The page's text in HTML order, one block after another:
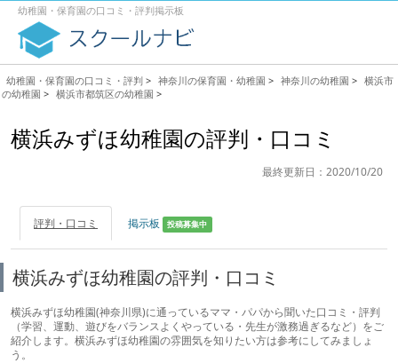
幼稚園・保育園の口コミ・評判掲示板
幼稚園・保育園の口コミ・評判 > 神奈川の保育園・幼稚園 > 神奈川の幼稚園 > 横浜市
の幼稚園 > 横浜市都筑区の幼稚園 >
横浜みずほ幼稚園の評判・口コミ
最終更新日：2020/10/20
評判・口コミ 掲示板 投稿募集中
横浜みずほ幼稚園の評判・口コミ
横浜みずほ幼稚園(神奈川県)に通っているママ・パパから聞いた口コミ・評判
（学習、運動、遊びをバランスよくやっている・先生が激務過ぎるなど）をご
紹介します。横浜みずほ幼稚園の雰囲気を知りたい方は参考にしてみましょ
う。